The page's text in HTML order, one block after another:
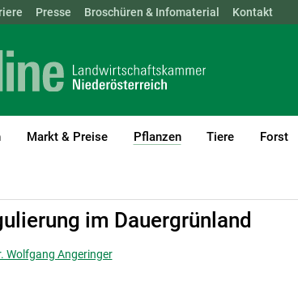
ÖSTERREICH BGLD KTN NÖ OÖ SBG
Presse Broschüren & Infomaterial Kontakt
Markt & Preise Pflanzen
(current)1
Tiere Forst
im Dauergrünland
Wolfgang Angeringer